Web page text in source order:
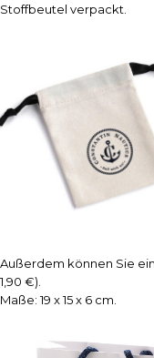
Stoffbeutel verpackt.
Außerdem können Sie
1,90 €).
Maße: 19 x 15 x 6 cm.